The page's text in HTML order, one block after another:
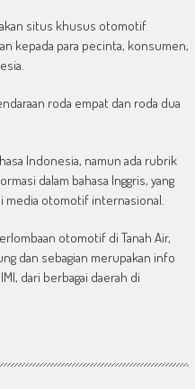
situs khusus otomotif
kepada para pecinta, konsumen,
roda empat dan roda dua
Indonesia, namun ada rubrik
dalam bahasa Inggris, yang
media otomotif internasional.
otomotif di Tanah Air,
dan sebagian merupakan info
dari berbagai daerah di